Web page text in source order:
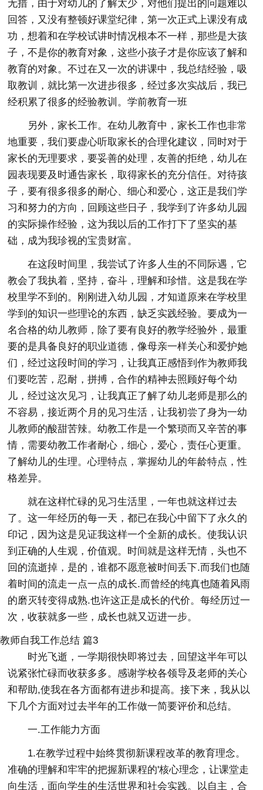
无措，由于对幼儿的了解太少，对他们提出的问题难以
回答，又没有整顿好课堂纪律，第一次正式上课没有成
功，想着和在学校试讲时情况根本不一样，那些是大孩
子，不是你的教育对象，这些小孩子才是你应该了解和
教育的对象。不过在又一次的讲课中，我总结经验，吸
取教训，就比第一次进步很多，经过多次实战后，我已
经积累了很多的经验教训。学前教育一班
另外，家长工作。在幼儿教育中，家长工作也非常
地重要，我们要虚心听取家长的合理化建议，同时对于
家长的无理要求，要妥善的处理，友善的拒绝，幼儿在
园表现要及时通告家长，取得家长的充分信任。对待孩
子，要有很多很多的耐心、细心和爱心，这正是我们学
习和努力的方向，回顾这些日子，我学到了许多幼儿园
的实际操作经验，这为我以后的工作打下了坚实的基
础，成为我珍视的宝贵财富。
在这段时间里，我尝试了许多人生的不同际遇，它
教会了我执着，坚持，奋斗，理解和珍惜。这是我在学
校里学不到的。刚刚进入幼儿园，才知道原来在学校里
学到的知识一些理论的东西，缺乏实践经验。要成为一
名合格的幼儿教师，除了要有良好的教学经验外，最重
要的是具备良好的职业道德，像母亲一样关心和爱护她
们，经过这段时间的学习，让我真正感悟到作为教师我
们要吃苦，忍耐，拼搏，合作的精神去照顾好每个幼
儿，经过这次见习，让我真正了解了幼儿老师是那么的
不容易，接近两个月的见习生活，让我初尝了身为一幼
儿教师的酸甜苦辣。幼教工作是一个繁琐而又辛苦的事
情，需要幼教工作者耐心，细心，爱心，责任心更重。
了解幼儿的生理。心理特点，掌握幼儿的年龄特点，性
格差异。
就在这样忙碌的见习生活里，一年也就这样过去
了。这一年经历的每一天，都已在我心中留下了永久的
印记，因为这是见证我这样一个全新的成长。使我认识
到正确的人生观，价值观。时间就是这样无情，头也不
回的流逝掉，是的，谁都不愿意被时间丢下.而我们也随
着时间的流走一点一点的成长.而曾经的纯真也随着风雨
的磨灭转变得成熟.也许这正是成长的代价。每经历过一
次，收获就多一些，成长也就又迈进一步。
教师自我工作总结 篇3
时光飞逝，一学期很快即将过去，回望这半年可以
说紧张忙碌而收获多多。感谢学校各领导及老师的关心
和帮助,使我在各方面都有进步和提高。接下来，我从以
下几个方面对过去半年的工作做一简要评价和总结。
一.工作能力方面
1.在教学过程中始终贯彻新课程改革的教育理念。
准确的理解和牢牢的把握新课程的'核心理念，让课堂走
向生活，面向学生的生活世界和社会实践。以自主，合